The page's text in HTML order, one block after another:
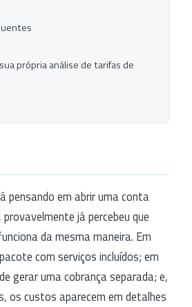
própria análise de tarifas de
pensando em abrir uma conta
já percebeu que
da mesma maneira. Em
com serviços incluídos; em
gerar uma cobrança separada; e,
os custos aparecem em detalhes